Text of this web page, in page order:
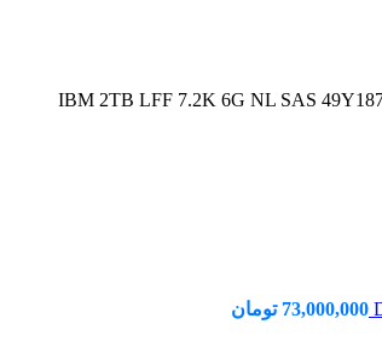
73,000,000 تومان